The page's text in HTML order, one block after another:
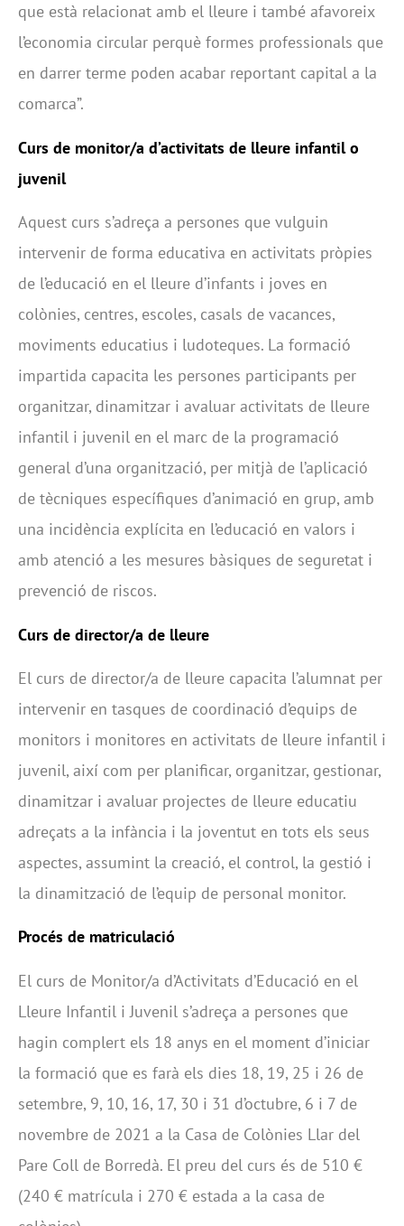
que està relacionat amb el lleure i també afavoreix
l’economia circular perquè formes professionals que
en darrer terme poden acabar reportant capital a la
comarca”.
Curs de monitor/a d’activitats de lleure infantil o
juvenil
Aquest curs s’adreça a persones que vulguin
intervenir de forma educativa en activitats pròpies
de l’educació en el lleure d’infants i joves en
colònies, centres, escoles, casals de vacances,
moviments educatius i ludoteques. La formació
impartida capacita les persones participants per
organitzar, dinamitzar i avaluar activitats de lleure
infantil i juvenil en el marc de la programació
general d’una organització, per mitjà de l’aplicació
de tècniques específiques d’animació en grup, amb
una incidència explícita en l’educació en valors i
amb atenció a les mesures bàsiques de seguretat i
prevenció de riscos.
Curs de director/a de lleure
El curs de director/a de lleure capacita l’alumnat per
intervenir en tasques de coordinació d’equips de
monitors i monitores en activitats de lleure infantil i
juvenil, així com per planificar, organitzar, gestionar,
dinamitzar i avaluar projectes de lleure educatiu
adreçats a la infància i la joventut en tots els seus
aspectes, assumint la creació, el control, la gestió i
la dinamització de l’equip de personal monitor.
Procés de matriculació
El curs de Monitor/a d’Activitats d’Educació en el
Lleure Infantil i Juvenil s’adreça a persones que
hagin complert els 18 anys en el moment d’iniciar
la formació que es farà els dies 18, 19, 25 i 26 de
setembre, 9, 10, 16, 17, 30 i 31 d’octubre, 6 i 7 de
novembre de 2021 a la Casa de Colònies Llar del
Pare Coll de Borredà. El preu del curs és de 510 €
(240 € matrícula i 270 € estada a la casa de